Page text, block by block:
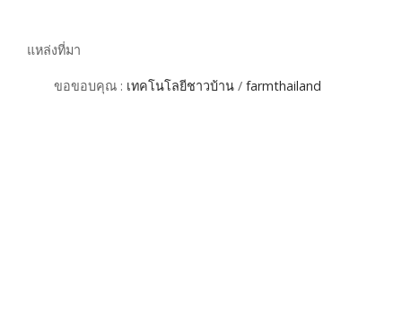
แหล่งที่มา
ขอขอบคุณ : เทคโนโลยีชาวบ้าน / farmthailand